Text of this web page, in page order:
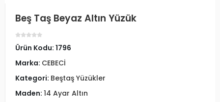
Beş Taş Beyaz Altın Yüzük
Ürün Kodu: 1796
Marka: CEBECİ
Kategori: Beştaş Yüzükler
Maden: 14 Ayar Altın